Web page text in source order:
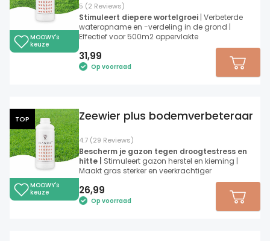
MOOWY's
keuze
5 (2 Reviews)
Stimuleert diepere wortelgroei | Verbeterde
wateropname en -verdeling in de grond |
Effectief voor 500m2 oppervlakte
31,99
Op voorraad
TOP
MOOWY's
keuze
4.7 (29 Reviews)
Zeewier plus bodemverbeteraar
Bescherm je gazon tegen droogtestress en
hitte | Stimuleert gazon herstel en kieming |
Maakt gras sterker en veerkrachtiger
26,99
Op voorraad